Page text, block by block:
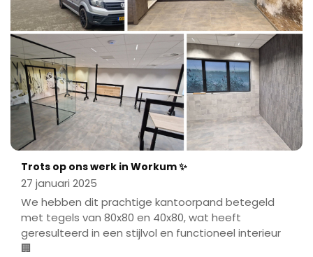
Trots op ons werk in Workum ✨
27 januari 2025
We hebben dit prachtige kantoorpand betegeld
met tegels van 80x80 en 40x80, wat heeft
geresulteerd in een stijlvol en functioneel interieur
🏢